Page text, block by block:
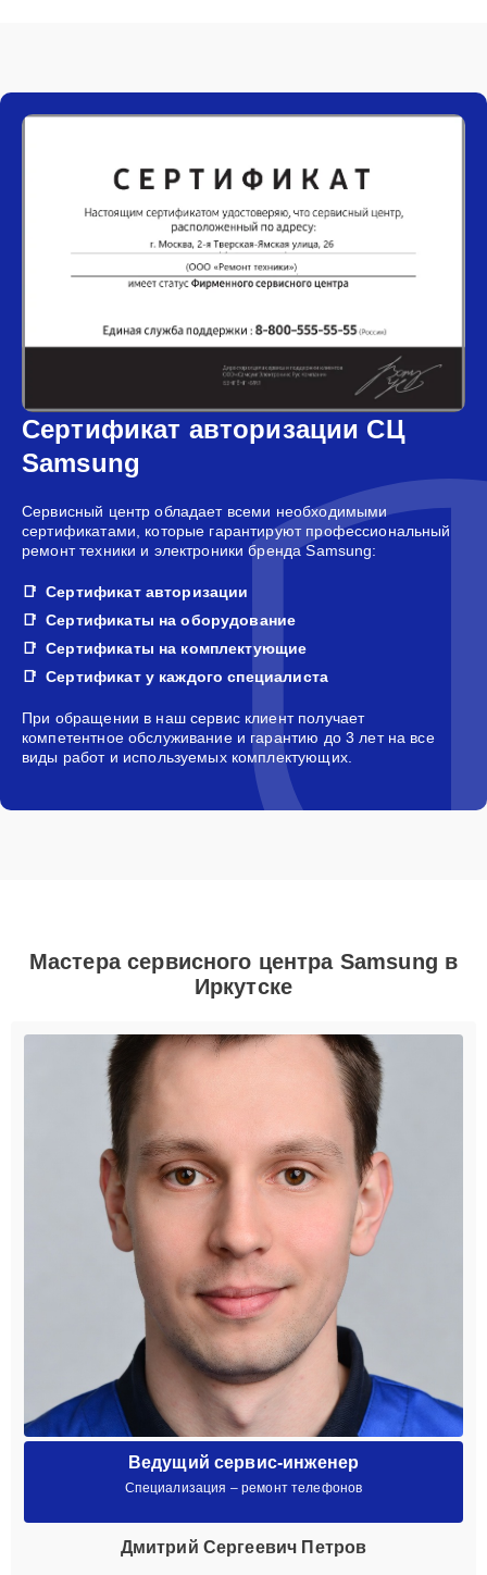
Сертификат авторизации СЦ
Samsung
Сервисный центр обладает всеми необходимыми
сертификатами, которые гарантируют профессиональный
ремонт техники и электроники бренда Samsung:
Сертификат авторизации
Сертификаты на оборудование
Сертификаты на комплектующие
Сертификат у каждого специалиста
При обращении в наш сервис клиент получает
компетентное обслуживание и гарантию до 3 лет на все
виды работ и используемых комплектующих.
Мастера сервисного центра Samsung в
Иркутске
Ведущий сервис-инженер
Специализация – ремонт телефонов
Дмитрий Сергеевич Петров